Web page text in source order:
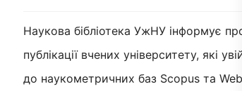
Наукова бібліотека УжНУ інформує
публікації вчених університету, які
до наукометричних баз Scopus та